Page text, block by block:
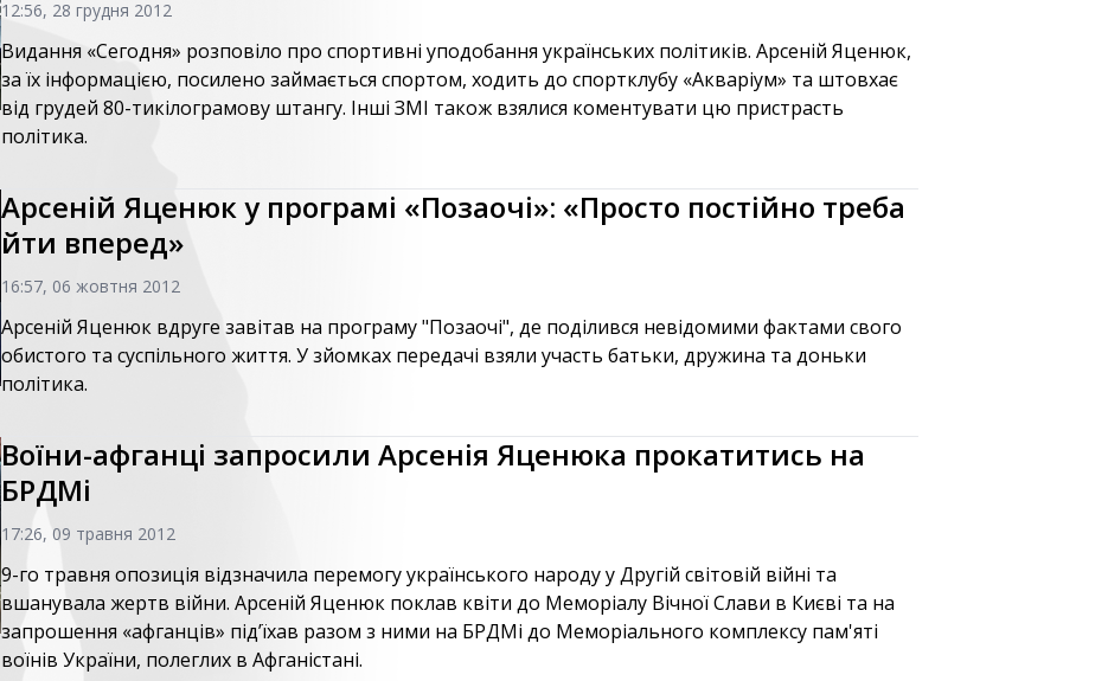
12:56, 28 грудня 2012
Видання «Сегодня» розповіло про спортивні уподобання українських політиків. Арсеній Яценюк,
за їх інформацією, посилено займається спортом, ходить до спортклубу «Акваріум» та штовхає
від грудей 80-тикілограмову штангу. Інші ЗМІ також взялися коментувати цю пристрасть
політика.
Арсеній Яценюк у програмі «Позаочі»: «Просто постійно треба
йти вперед»
16:57, 06 жовтня 2012
Арсеній Яценюк вдруге завітав на програму "Позаочі", де поділився невідомими фактами свого
обистого та суспільного життя. У зйомках передачі взяли участь батьки, дружина та доньки
політика.
Воїни-афганці запросили Арсенія Яценюка прокатитись на
БРДМі
17:26, 09 травня 2012
9-го травня опозиція відзначила перемогу українського народу у Другій світовій війні та
вшанувала жертв війни. Арсеній Яценюк поклав квіти до Меморіалу Вічної Слави в Києві та на
запрошення «афганців» під’їхав разом з ними на БРДМі до Меморіального комплексу пам'яті
воїнів України, полеглих в Афганістані.